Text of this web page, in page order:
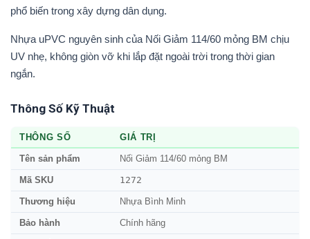
phổ biến trong xây dựng dân dụng.
Nhựa uPVC nguyên sinh của Nối Giảm 114/60 mỏng BM chịu
UV nhẹ, không giòn vỡ khi lắp đặt ngoài trời trong thời gian
ngắn.
Thông Số Kỹ Thuật
THÔNG SỐ GIÁ TRỊ
Tên sản phẩm Nối Giảm 114/60 mỏng BM
Mã SKU 1272
Thương hiệu Nhựa Bình Minh
Bảo hành Chính hãng